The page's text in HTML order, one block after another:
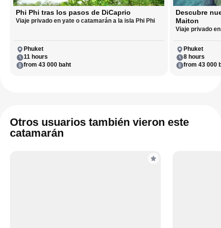
Phi Phi tras los pasos de DiCaprio
Viaje privado en yate o catamarán a la isla Phi Phi
Phuket
11 hours
from 43 000 baht
Descubre
Maiton
Viaje privado
Phuket
8 hours
from 43 000
Otros usuarios también vieron este
catamarán